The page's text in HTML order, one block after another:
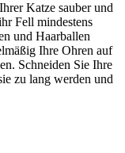
Katze sauber und
Fell mindestens
und Haarballen
Ihre Ohren auf
Schneiden Sie Ihre
zu lang werden und